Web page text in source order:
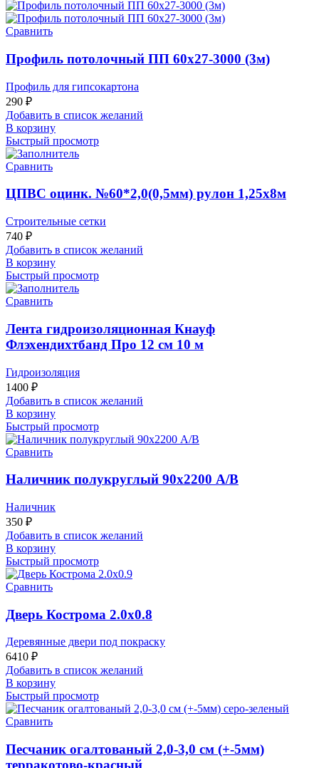
Сравнить
Профиль потолочный ПП 60х27-3000 (3м)
Профиль для гипсокартона
290 ₽
Добавить в список желаний
В корзину
Быстрый просмотр
Сравнить
ЦПВС оцинк. №60*2,0(0,5мм) рулон 1,25х8м
Строительные сетки
740 ₽
Добавить в список желаний
В корзину
Быстрый просмотр
Сравнить
Лента гидроизоляционная Кнауф
Флэхендихтбанд Про 12 см 10 м
Гидроизоляция
1400 ₽
Добавить в список желаний
В корзину
Быстрый просмотр
Сравнить
Наличник полукруглый 90х2200 А/В
Наличник
350 ₽
Добавить в список желаний
В корзину
Быстрый просмотр
Сравнить
Дверь Кострома 2.0х0.8
Деревянные двери под покраску
6410 ₽
Добавить в список желаний
В корзину
Быстрый просмотр
Сравнить
Песчаник огалтованый 2,0-3,0 см (+-5мм)
терракотово-красный